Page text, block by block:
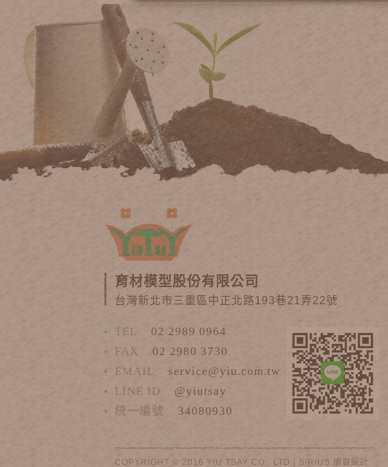
育材模型股份有限公司
台灣新北市三重區中正北路193巷21弄22號
TEL
02 2989 0964
FAX
02 2980 3730
EMAIL
service@yiu.com.tw
LINE ID
@yiutsay
統一編號
34080930
COPYRIGHT © 2016 YIU TSAY CO., LTD | SIRIUS 網頁設計